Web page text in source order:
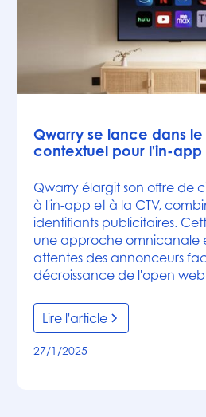
Qwarry se lance dans
contextuel pour l'in-app
Qwarry élargit son offre de
à l'in-app et à la CTV,
identifiants publicitaires.
une approche omnicanale
attentes des annonceurs
décroissance de l'open
Lire l'article
27/1/2025